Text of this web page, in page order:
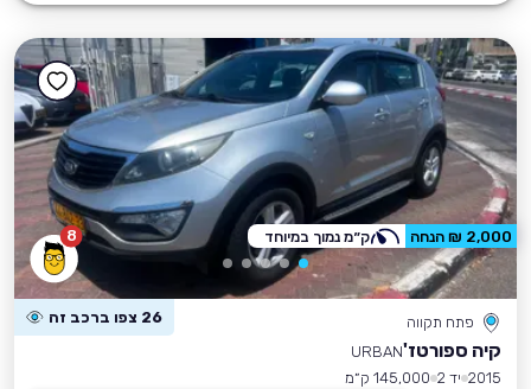
8
פתח תקווה 26 צפו ברכב זה
קיה ספורטז'URBAN
2015 יד 2
145,000 ק״מ
2,000 ₪ הנחה ק״מ נמוך במיוחד